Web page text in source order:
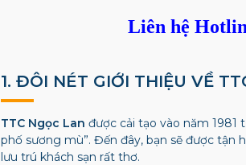
Liên hệ
1. ĐÔI NÉT GIỚI THIỆU VỀ
TTC Ngọc Lan được cải tạo vào năm 1981
phố sương mù”. Đến đây, bạn sẽ được tận
lưu trú khách sạn rất thơ.